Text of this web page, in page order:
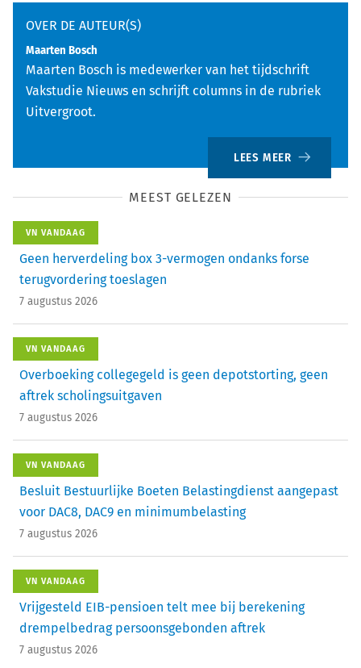
OVER DE AUTEUR(S)
Maarten Bosch
Maarten Bosch is medewerker van het tijdschrift
Vakstudie Nieuws en schrijft columns in de rubriek
Uitvergroot.
LEES MEER
MEEST GELEZEN
VN VANDAAG
Geen herverdeling box 3-vermogen ondanks forse
terugvordering toeslagen
7 augustus 2026
VN VANDAAG
Overboeking collegegeld is geen depotstorting, geen
aftrek scholingsuitgaven
7 augustus 2026
VN VANDAAG
Besluit Bestuurlijke Boeten Belastingdienst aangepast
voor DAC8, DAC9 en minimumbelasting
7 augustus 2026
VN VANDAAG
Vrijgesteld EIB-pensioen telt mee bij berekening
drempelbedrag persoonsgebonden aftrek
7 augustus 2026